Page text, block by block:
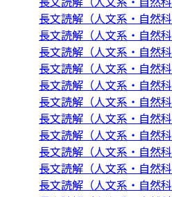
長文読解（人文系・自然
長文読解（人文系・自然
長文読解（人文系・自然
長文読解（人文系・自然
長文読解（人文系・自然
長文読解（人文系・自然
長文読解（人文系・自然
長文読解（人文系・自然
長文読解（人文系・自然
長文読解（人文系・自然
長文読解（人文系・自然